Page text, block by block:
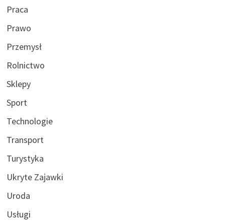
Praca
Prawo
Przemysł
Rolnictwo
Sklepy
Sport
Technologie
Transport
Turystyka
Ukryte Zajawki
Uroda
Usługi